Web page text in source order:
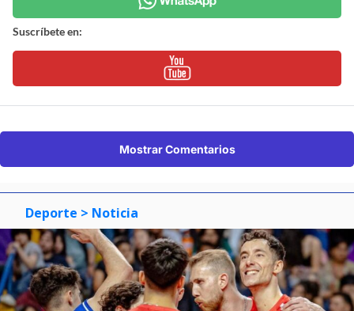
Suscríbete en:
Mostrar Comentarios
Deporte > Noticia